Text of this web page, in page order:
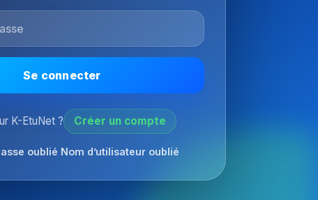
Se connecter
K-EtuNet ? Créer un compte
oublié Nom d’utilisateur oublié